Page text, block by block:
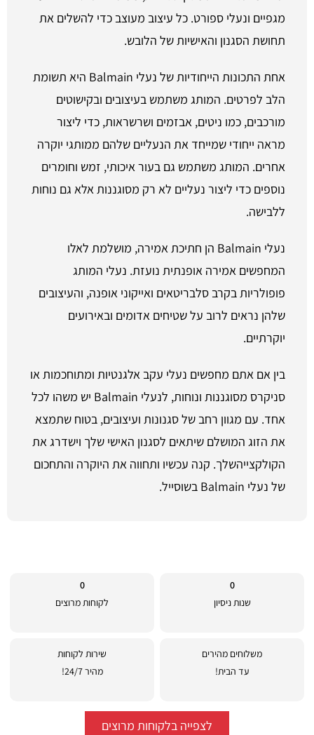
מגפיים ונעלי ספורט. כל עיצוב מעוצב כדי להשלים את
תחושת הסגנון והאישיות של הלובש.
אחת התכונות הייחודיות של נעלי Balmain היא תשומת
הלב לפרטים. המותג משתמש בעיצובים ובקישוטים
מורכבים, כמו ניטים, אבזמים ושרשראות, כדי ליצור
מראה ייחודי שמייחד את הנעליים שלהם ממותגי יוקרה
אחרים. המותג משתמש גם בעור איכותי, זמש וחומרים
נוספים כדי ליצור נעליים לא רק מסוגננות אלא גם נוחות
ללבישה.
נעלי Balmain הן חתיכת אמירה, מושלמת לאלו
המחפשים אמירה אופנתית נועזת. נעלי המותג
פופולריות בקרב סלבריטאים ואייקוני אופנה, והעיצובים
שלהן נראים לרוב על שטיחים אדומים ובאירועים
יוקרתיים.
בין אם אתם מחפשים נעלי עקב אלגנטיות ומתוחכמות או
סניקרס מסוגננות ונוחות, לנעלי Balmain יש משהו לכל
אחד. עם מגוון רחב של סגנונות ועיצובים, בטוח שתמצא
את הזוג המושלם שיתאים לסגנון האישי שלך וישדרג את
הקולקצייהשלך. קנה עכשיו ותחווה את היוקרה והתחכום
של נעלי Balmain בשוסייל.
0
שנות ניסיון
0
לקוחות מרוצים
משלוחים מהירים
עד הבית!
שירות לקוחות
מהיר 24/7!
לצפייה בלקוחות מרוצים